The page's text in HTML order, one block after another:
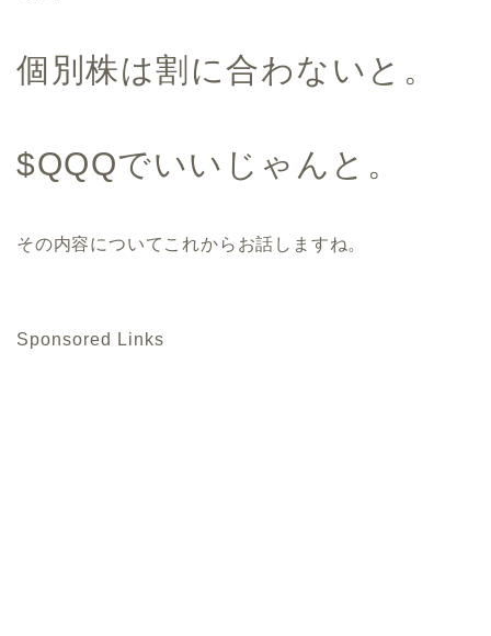
個別株は割に合わないと。
$QQQでいいじゃんと。
その内容についてこれからお話しますね。
Sponsored Links